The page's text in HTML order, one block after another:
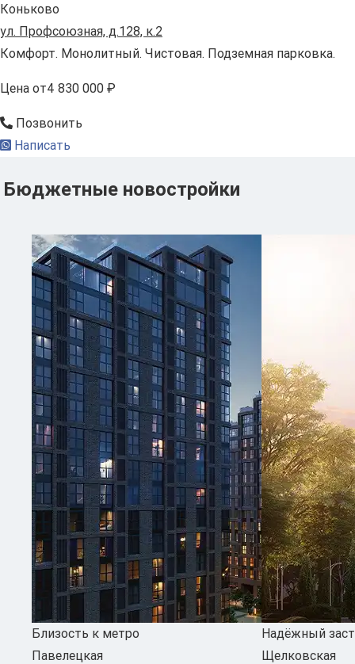
Коньково
ул. Профсоюзная, д.128, к.2
Комфорт. Монолитный. Чистовая. Подземная парковка.
Цена от4 830 000 ₽
Позвонить
Написать
Бюджетные новостройки
Близость к метро
Павелецкая
Надёжный
Щелковская